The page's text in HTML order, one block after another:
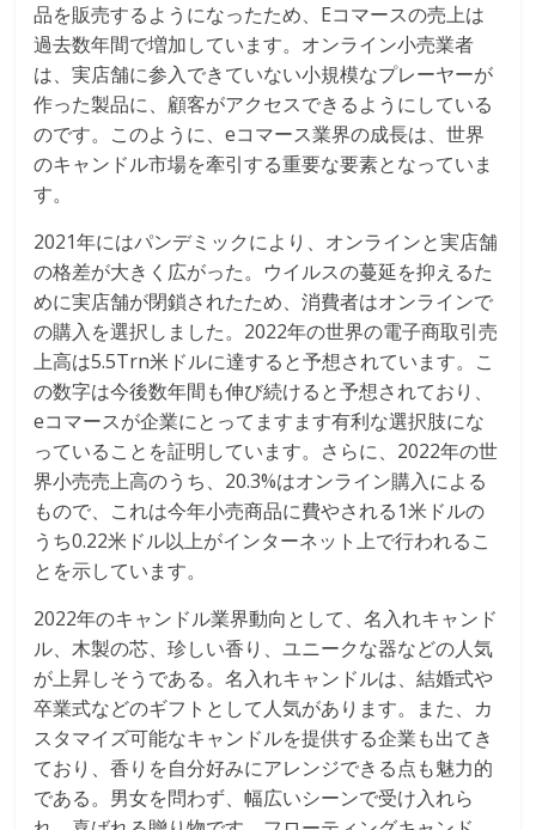
品を販売するようになったため、Eコマースの売上は
過去数年間で増加しています。オンライン小売業者
は、実店舗に参入できていない小規模なプレーヤーが
作った製品に、顧客がアクセスできるようにしている
のです。このように、eコマース業界の成長は、世界
のキャンドル市場を牽引する重要な要素となっていま
す。
2021年にはパンデミックにより、オンラインと実店舗
の格差が大きく広がった。ウイルスの蔓延を抑えるた
めに実店舗が閉鎖されたため、消費者はオンラインで
の購入を選択しました。2022年の世界の電子商取引売
上高は5.5Trn米ドルに達すると予想されています。こ
の数字は今後数年間も伸び続けると予想されており、
eコマースが企業にとってますます有利な選択肢にな
っていることを証明しています。さらに、2022年の世
界小売売上高のうち、20.3%はオンライン購入による
もので、これは今年小売商品に費やされる1米ドルの
うち0.22米ドル以上がインターネット上で行われるこ
とを示しています。
2022年のキャンドル業界動向として、名入れキャンド
ル、木製の芯、珍しい香り、ユニークな器などの人気
が上昇しそうである。名入れキャンドルは、結婚式や
卒業式などのギフトとして人気があります。また、カ
スタマイズ可能なキャンドルを提供する企業も出てき
ており、香りを自分好みにアレンジできる点も魅力的
である。男女を問わず、幅広いシーンで受け入れら